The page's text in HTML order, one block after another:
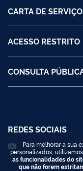
CARTA DE
ACESSO RESTRITO
CONSULTA
REDES SOCIAIS
Para melhorar a sua
personalizados,
as funcionalidades do
que não forem